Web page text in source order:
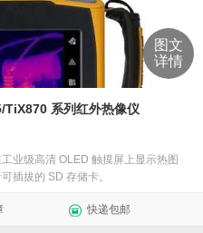
图文
详情
系列红外热像仪
业级高清 OLED 触摸屏上显示热图
插拔的 SD 存储卡。
快递包邮